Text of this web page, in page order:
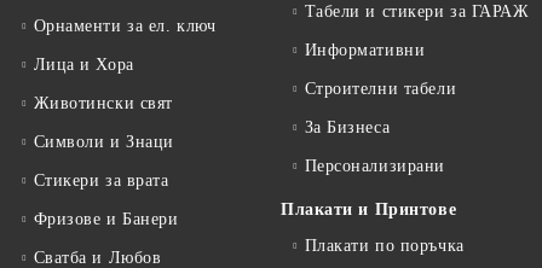
Орнаменти за ел. ключ
Лица и Хора
Животински свят
Символи и Знаци
Стикери за врата
Фризове и Банери
Сватба и Любов
Табели и стикери за ГАРАЖ
Информативни
Строителни табели
За Бизнеса
Персонализирани
Плакати и Принтове
Плакати по поръчка